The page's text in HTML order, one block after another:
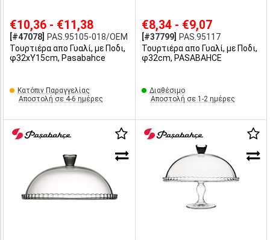
€10,36 - €11,38
[#47078]
PAS.95105-018/OEM
Τουρτιέρα απο Γυαλί, με Ποδι,
φ32xY15cm, Pasabahce
Κατόπιν Παραγγελίας
Αποστολή σε 4-6 ημέρες
€8,34 - €9,07
[#37799]
PAS.95117
Τουρτιέρα απο Γυαλί, με Ποδι,
φ32cm, PASABAHCE
Διαθέσιμο
Αποστολή σε 1-2 ημέρες